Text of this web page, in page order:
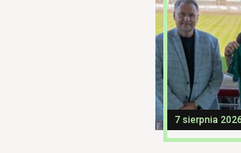
7 sierpnia 2026